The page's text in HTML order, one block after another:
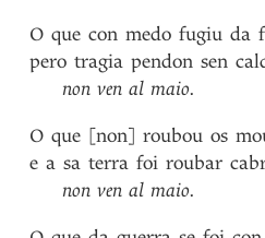
O que con medo fugiu da
pero tragia pendon sen
non ven al maio.
O que [non] roubou os
e a sa terra foi roubar
non ven al maio.